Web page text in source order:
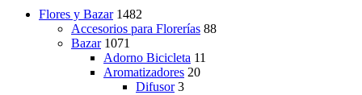
$1,399.00.
Flores y Bazar 1482
Accesorios para Florerías 88
Bazar 1071
Adorno Bicicleta 11
Aromatizadores 20
Difusor 3